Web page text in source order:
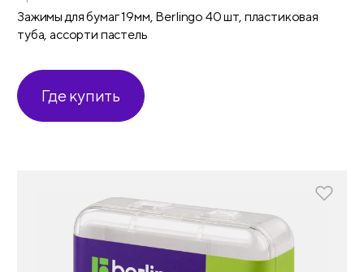
Зажимы для бумаг 19мм, Berlingo 40 шт, пластиковая
туба, ассорти пастель
Где купить